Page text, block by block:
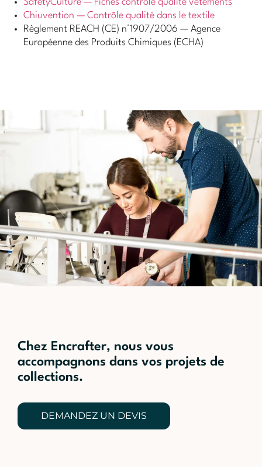
SafetyCulture — Fiches contrôle qualité vêtements
Chiuvention — Contrôle qualité dans le textile
Règlement REACH (CE) n°1907/2006 — Agence
Européenne des Produits Chimiques (ECHA)
Chez Encrafter, nous vous
accompagnons dans vos projets de
collections.
DEMANDEZ UN DEVIS